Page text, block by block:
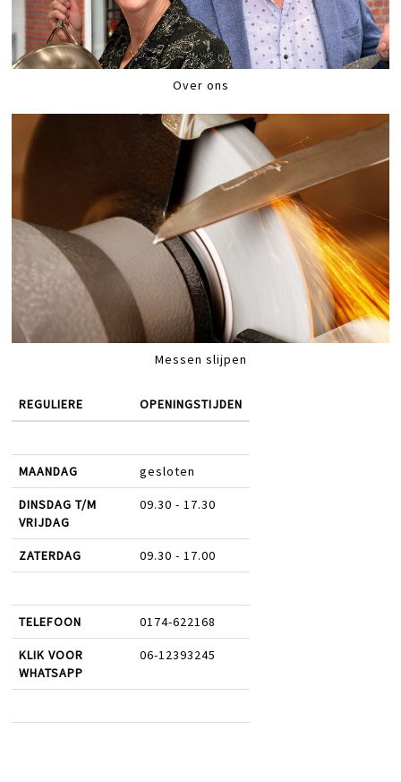
Over ons
Messen slijpen
REGULIERE OPENINGSTIJDEN
MAANDAG gesloten
DINSDAG T/M
VRIJDAG
09.30 - 17.30
ZATERDAG 09.30 - 17.00
TELEFOON 0174-622168
KLIK VOOR
WHATSAPP
06-12393245